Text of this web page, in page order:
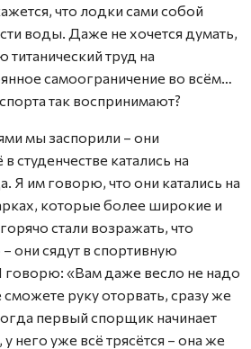
что лодки сами собой
воды. Даже не хочется думать,
титанический труд на
самоограничение во всём…
так воспринимают?
мы заспорили – они
студенчестве катались на
Я им говорю, что они катались на
которые более широкие и
стали возражать, что
они сядут в спортивную
говорю: «Вам даже весло не надо
сможете руку оторвать, сразу же
первый спорщик начинает
него уже всё трясётся – она же